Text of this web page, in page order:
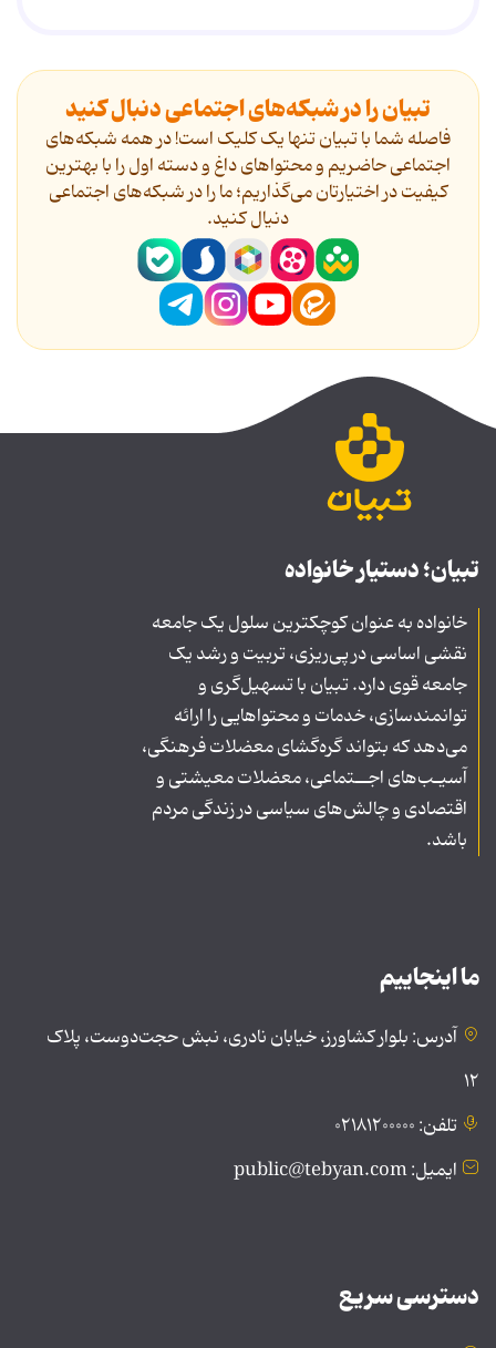
تبیان را در شبکه‌های اجتماعی دنبال کنید
فاصله شما با تبیان تنها یک کلیک است! در همه شبکه‌های
اجتماعی حاضریم و محتواهای داغ و دسته اول را با بهترین
کیفیت در اختیارتان می‌گذاریم؛ ما را در شبکه‌های اجتماعی
دنیال کنید.
تبیان؛ دستیار خانواده
خانواده به عنوان کوچکترین سلول یک جامعه
نقشی اساسی در پی‌ریزی، تربیت و رشد یک
جامعه قوی دارد. تبیان با تسهیل‌گری و
توانمندسازی، خدمات و محتواهایی را ارائه
می‌دهد که بتواند گره‌گشای معضلات فرهنگی،
آسیـب‌های اجــتماعی، معضلات معیشتی و
اقتصادی و چالش‌های سیاسی در زندگی مردم
باشد.
ما اینجاییم
آدرس: بلوار کشاورز، خیابان نادری، نبش حجت‌دوست، پلاک
۱۲
تلفن: ۰۲۱۸۱۲۰۰۰۰۰
ایمیل: public@tebyan.com
دسترسی سریع